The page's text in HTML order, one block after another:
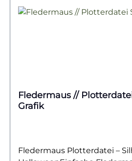
Highlight.
Fledermaus //
Grafik
Fledermaus Plotterdatei –